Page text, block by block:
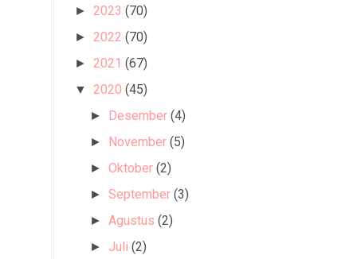
► 2023 (70)
► 2022 (70)
► 2021 (67)
▼ 2020 (45)
► Desember (4)
► November (5)
►Oktober (2)
►September (3)
►Agustus (2)
► Juli (2)